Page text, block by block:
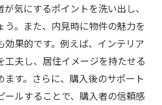
気にするポイントを洗い出し、
う。また、内見時に物件の魅力を
効果的です。例えば、インテリア
工夫し、居住イメージを持たせる
ます。さらに、購入後のサポート
ールすることで、購入者の信頼感